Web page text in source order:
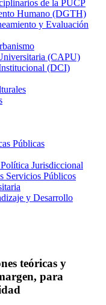
de la PUCP
Humano (DGTH)
y Evaluación
(CAPU)
(DCI)
Públicas
Jurisdiccional
Servicios Públicos
y Desarrollo
teóricas y
para